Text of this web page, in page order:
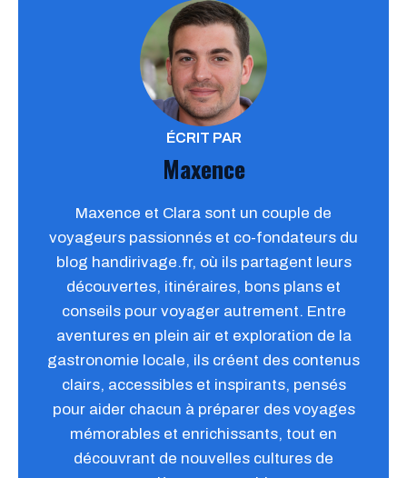
ÉCRIT PAR
Maxence
Maxence et Clara sont un couple de
voyageurs passionnés et co-fondateurs du
blog handirivage.fr, où ils partagent leurs
découvertes, itinéraires, bons plans et
conseils pour voyager autrement. Entre
aventures en plein air et exploration de la
gastronomie locale, ils créent des contenus
clairs, accessibles et inspirants, pensés
pour aider chacun à préparer des voyages
mémorables et enrichissants, tout en
découvrant de nouvelles cultures de